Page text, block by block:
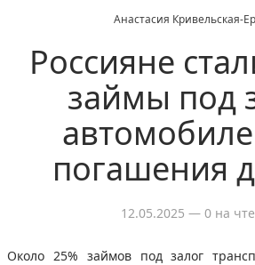
Анастасия Кривельская-
Россияне
займы под
погашения
12.05.2025 — 0 на
Около 25% займов под залог